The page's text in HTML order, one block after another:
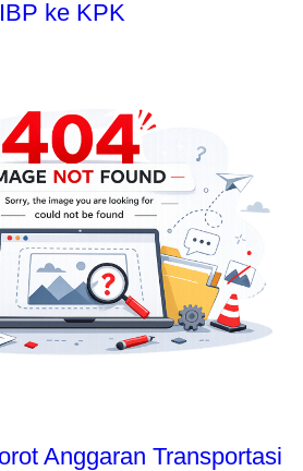
ke KPK
Anggaran Transportasi